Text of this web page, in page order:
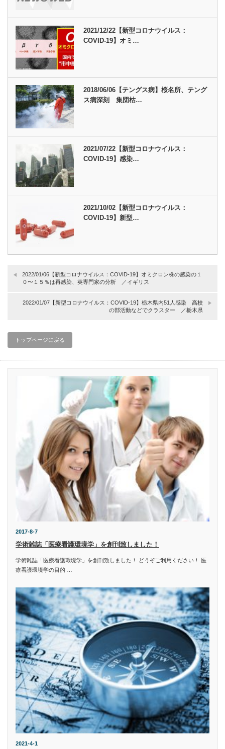
2021/12/22【新型コロナウイルス：
COVID-19】オミ…
2018/06/06【テングス病】桜名所、テング
ス病深刻 集団枯…
2021/07/22【新型コロナウイルス：
COVID-19】感染…
2021/10/02【新型コロナウイルス：
COVID-19】新型…
2022/01/06【新型コロナウイルス：COVID-19】オミクロン株の感染の１
０〜１５％は再感染、英専門家の分析 ／イギリス
2022/01/07【新型コロナウイルス：COVID-19】栃木県内51人感染 高校
の部活動などでクラスター ／栃木県
トップページに戻る
2017-8-7
学術雑誌「医療看護環境学」を創刊致しました！
学術雑誌「医療看護環境学」を創刊致しました！ どうぞご利用ください！ 医
療看護環境学の目的 …
2021-4-1